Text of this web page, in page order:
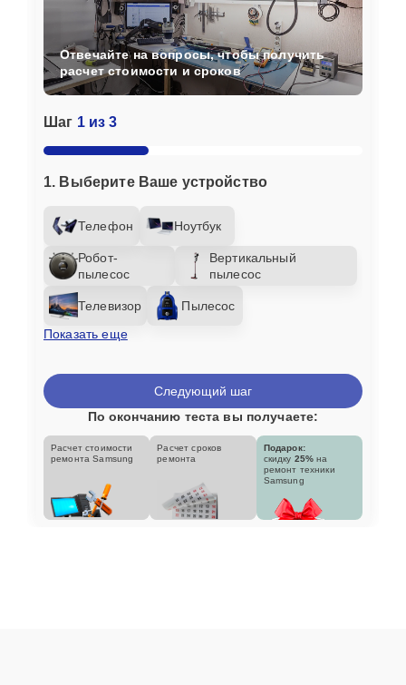
Шаг 1 из 3
1. Выберите Ваше устройство
Телефон Ноутбук
Робот-
пылесос
Вертикальный
пылесос
Телевизор
Пылесос
Показать еще
Отвечайте на вопросы, чтобы получить
расчет стоимости и сроков
Следующий шаг
По окончанию теста вы получаете:
Расчет стоимости
ремонта Samsung
Расчет сроков
ремонта
Подарок:
скидку 25% на
ремонт техники
Samsung